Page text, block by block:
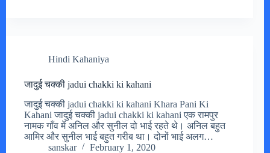
Hindi Kahaniya
जादुई चक्की jadui chakki ki kahani
जादुई चक्की jadui chakki ki kahani Khara Pani Ki
Kahani जादुई चक्की jadui chakki ki kahani एक रामपुर
नामक गाँव में अनिल और सुनील दो भाई रहते थे। अनिल बहुत
आमिर और सुनील भाई बहुत गरीब था। दोनों भाई अलग…
sanskar
February 1, 2020